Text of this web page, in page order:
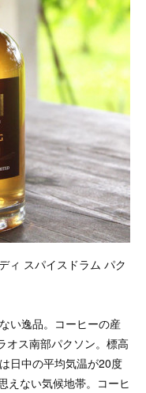
ィ スパイスドラム パク
い逸品。コーヒーの産
オス南部パクソン。標高
日中の平均気温が20度
えない気候地帯。コーヒ